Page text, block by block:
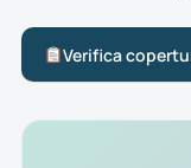
Verifica